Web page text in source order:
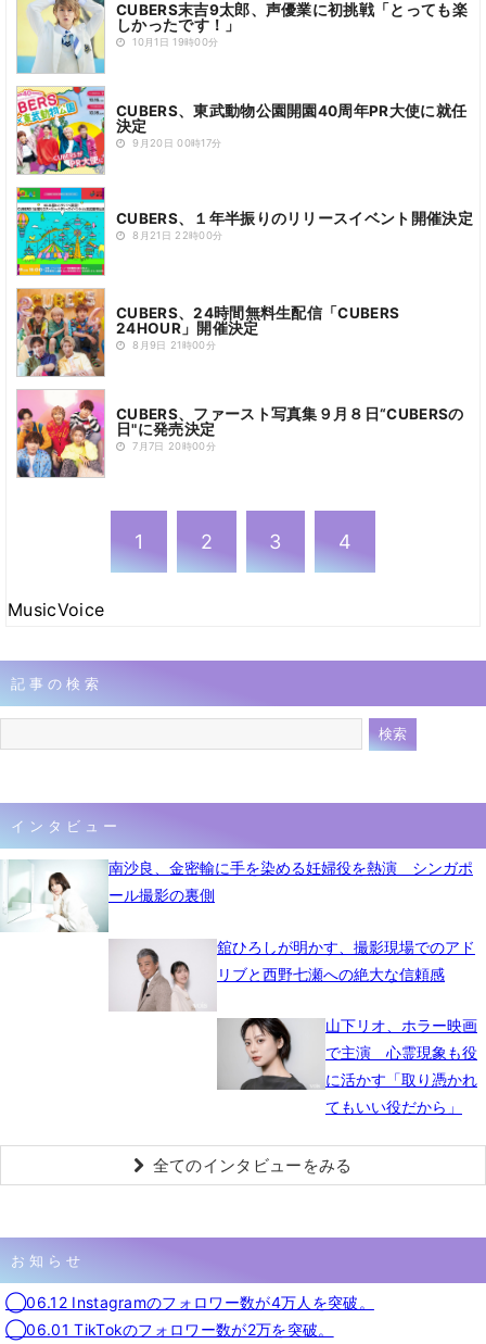
CUBERS末吉9太郎、声優業に初挑戦「とっても楽
しかったです！」
10月1日 19時00分
CUBERS、東武動物公園開園40周年PR大使に就任
決定
9月20日 00時17分
CUBERS、１年半振りのリリースイベント開催決定
8月21日 22時00分
CUBERS、24時間無料生配信「CUBERS
24HOUR」開催決定
8月9日 21時00分
CUBERS、ファースト写真集９月８日“CUBERSの
日"に発売決定
7月7日 20時00分
1 2 3 4
MusicVoice
記事の検索
インタビュー
南沙良、金密輸に手を染める妊婦役を熱演 シンガポ
ール撮影の裏側
舘ひろしが明かす、撮影現場でのアド
リブと西野七瀬への絶大な信頼感
山下リオ、ホラー映画
で主演 心霊現象も役
に活かす「取り憑かれ
てもいい役だから」
全てのインタビューをみる
お知らせ
◯06.12 Instagramのフォロワー数が4万人を突破。
◯06.01 TikTokのフォロワー数が2万を突破。